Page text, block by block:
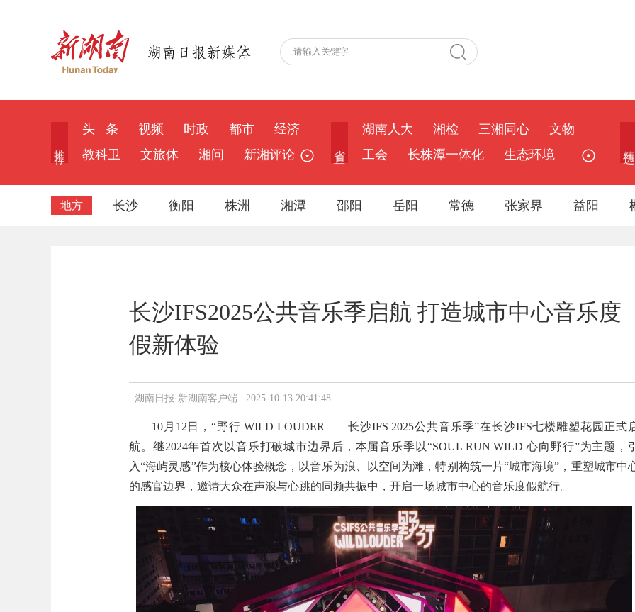
头 条 视频 时政 都市
经济
教科卫
文旅体 湘问 新湘评论
湖南人大 湘检 三湘同心
文物
工会
长株潭一体化 生态环境
地方 长沙 衡阳 株洲 湘潭 邵阳 岳阳 常德 张家界 益阳
长沙IFS2025公共音乐季启航 打造城市中心音乐度
假新体验
湖南日报·新湖南客户端 2025-10-13 20:41:48
10月12日，“野行 WILD LOUDER——长沙IFS 2025公共音乐季”在长沙IFS七楼雕塑花园正式
航。继2024年首次以音乐打破城市边界后，本届音乐季以“SOUL RUN WILD 心向野行”为主题，
入“海屿灵感”作为核心体验概念，以音乐为浪、以空间为滩，特别构筑一片“城市海境”，重塑城市中
的感官边界，邀请大众在声浪与心跳的同频共振中，开启一场城市中心的音乐度假航行。